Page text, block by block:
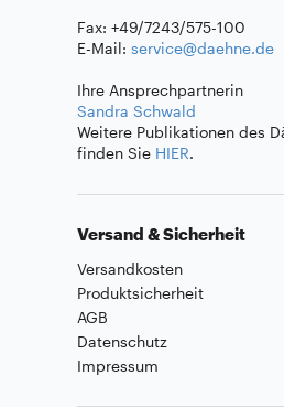
Fax: +49/7243/575-100
E-Mail: service@daehne.de
Ihre Ansprechpartnerin
Sandra Schwald
Weitere Publikationen des
finden Sie HIER.
Versand & Sicherheit
Versandkosten
Produktsicherheit
AGB
Datenschutz
Impressum